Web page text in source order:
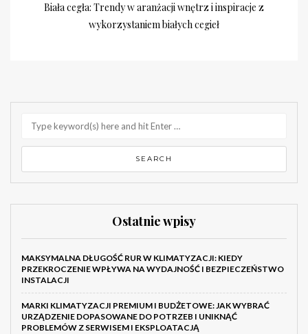
Biała cegła: Trendy w aranżacji wnętrz i inspiracje z
wykorzystaniem białych cegieł
Ostatnie wpisy
MAKSYMALNA DŁUGOŚĆ RUR W KLIMATYZACJI: KIEDY
PRZEKROCZENIE WPŁYWA NA WYDAJNOŚĆ I BEZPIECZEŃSTWO
INSTALACJI
MARKI KLIMATYZACJI PREMIUM I BUDŻETOWE: JAK WYBRAĆ
URZĄDZENIE DOPASOWANE DO POTRZEB I UNIKNĄĆ
PROBLEMÓW Z SERWISEM I EKSPLOATACJĄ